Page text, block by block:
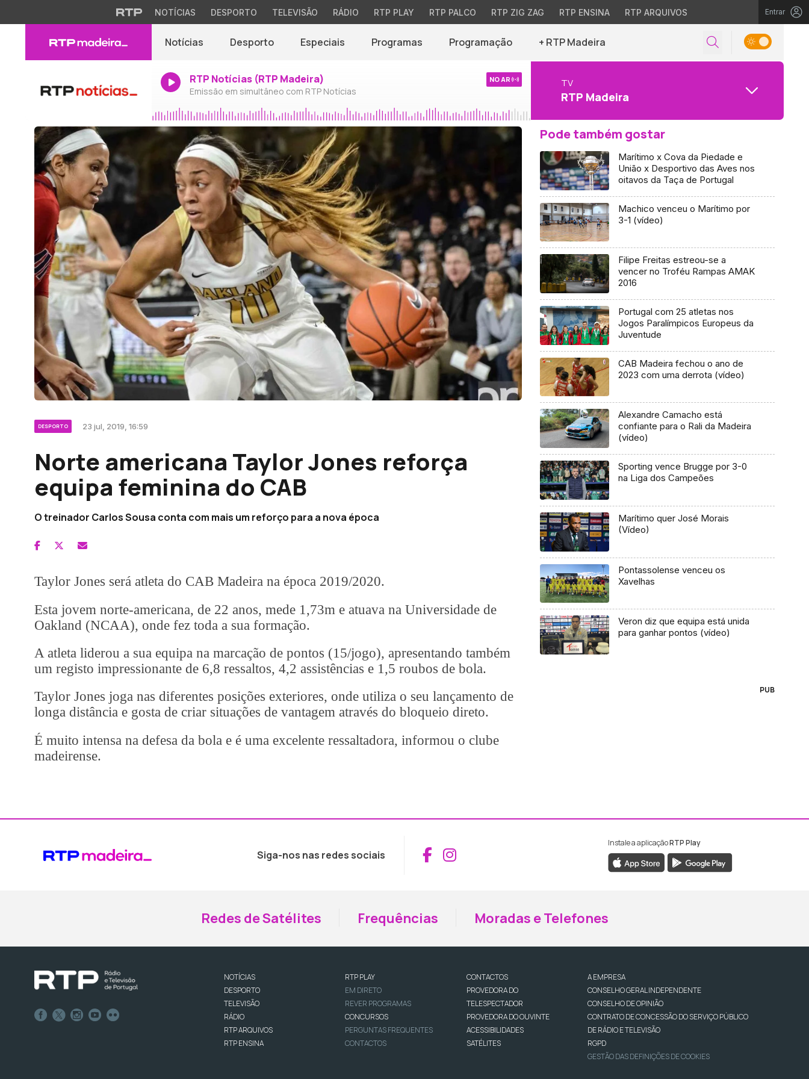
NOTÍCIAS DESPORTO TELEVISÃO RÁDIO RTP PLAY RTP PALCO RTP ZIG ZAG RTP ENSINA RTP ARQUIVOS Entrar
Notícias Desporto Especiais Programas Programação + RTP Madeira
RTP Notícias (RTP Madeira)
Emissão em simultâneo com RTP Notícias
NO AR TV
RTP Madeira
DESPORTO 23 jul, 2019, 16:59
Norte americana Taylor Jones reforça
equipa feminina do CAB
O treinador Carlos Sousa conta com mais um reforço para a nova época
Taylor Jones será atleta do CAB Madeira na época 2019/2020.
Esta jovem norte-americana, de 22 anos, mede 1,73m e atuava na Universidade de
Oakland (NCAA), onde fez toda a sua formação.
A atleta liderou a sua equipa na marcação de pontos (15/jogo), apresentando também
um registo impressionante de 6,8 ressaltos, 4,2 assistências e 1,5 roubos de bola.
Taylor Jones joga nas diferentes posições exteriores, onde utiliza o seu lançamento de
longa distância e gosta de criar situações de vantagem através do bloqueio direto.
É muito intensa na defesa da bola e é uma excelente ressaltadora, informou o clube
madeirense.
Pode também gostar
Marítimo x Cova da Piedade e
União x Desportivo das Aves nos
oitavos da Taça de Portugal
Machico venceu o Marítimo por
3-1 (vídeo)
Filipe Freitas estreou-se a
vencer no Troféu Rampas AMAK
2016
Portugal com 25 atletas nos
Jogos Paralímpicos Europeus da
Juventude
CAB Madeira fechou o ano de
2023 com uma derrota (vídeo)
Alexandre Camacho está
confiante para o Rali da Madeira
(vídeo)
Sporting vence Brugge por 3-0
na Liga dos Campeões
Marítimo quer José Morais
(Vídeo)
Pontassolense venceu os
Xavelhas
Veron diz que equipa está unida
para ganhar pontos (vídeo)
PUB
Siga-nos nas redes sociais Aceder ao Facebook da RTP Madeira
Aceder ao Instagram da RTP Madeira
Instale a aplicaçãoRTP Play
Redes de Satélites Frequências Moradas e Telefones
NOTÍCIAS
DESPORTO
TELEVISÃO
RÁDIO
RTP ARQUIVOS
RTP ENSINA
RTP PLAY
EM DIRETO
REVER PROGRAMAS
CONCURSOS
PERGUNTAS FREQUENTES
CONTACTOS
CONTACTOS
PROVEDORA DO
TELESPECTADOR
PROVEDORA DO OUVINTE
ACESSIBILIDADES
SATÉLITES
A EMPRESA
CONSELHO GERAL INDEPENDENTE
CONSELHO DE OPINIÃO
CONTRATO DE CONCESSÃO DO SERVIÇO PÚBLICO
DE RÁDIO E TELEVISÃO
RGPD
GESTÃO DAS DEFINIÇÕES DE COOKIES